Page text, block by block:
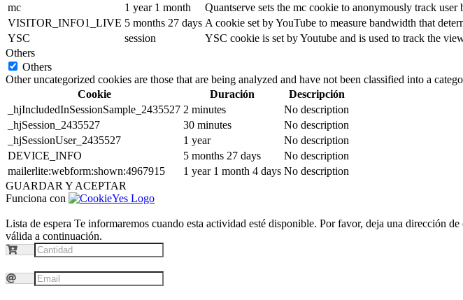
mc
1 year 1 month
Quantserve sets the mc cookie to anonymously track user
VISITOR_INFO1_LIVE 5 months 27 days A cookie set by YouTube to measure bandwidth that
YSC
session
YSC cookie is set by Youtube and is used to track the
Others
Others
Other uncategorized cookies are those that are being analyzed and have not been classified into a
Cookie
Duración
Descripción
_hjIncludedInSessionSample_2435527 2 minutes
No description
_hjSession_2435527
30 minutes
No description
_hjSessionUser_2435527
1 year
No description
DEVICE_INFO
5 months 27 days
No description
mailerlite:webform:shown:4967915
1 year 1 month 4 days No description
GUARDAR Y ACEPTAR
Funciona con
Lista de espera Te informaremos cuando esta actividad esté disponible. Por favor, deja una dirección
válida a continuación.